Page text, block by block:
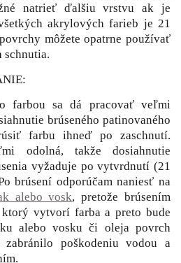
natrieť ďalšiu vrstvu ak je
akrylových farieb je 21
môžete opatrne používať
schnutia.
farbou sa dá pracovať veľmi
brúseného patinovaného
farbu ihneď po zaschnutí.
odolná, takže dosiahnutie
vyžaduje po vytvrdnutí (21
brúsení odporúčam naniesť na
alebo vosk, pretože brúsením
vytvorí farba a preto bude
alebo vosku či oleja povrch
zabránilo poškodeniu vodou a